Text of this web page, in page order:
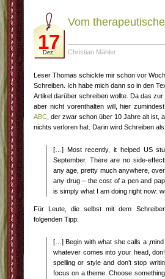
17
Dez.
Vom
Christian Mähler
Leser Thomas schickte mir schon vor
Schreiben. Ich habe mich dann so in den
Artikel darüber schreiben wollte. Da das
aber nicht vorenthalten will, hier
ABC , der zwar schon über 10 Jahre alt ist,
nichts verloren hat. Darin wird Schreiben
[…] Most recently, it helped US
September. There are no side-
any age, pretty much anywhere,
any drug – the cost of a pen and
is simply what I am doing right now:
Für Leute, die selbst mit dem
folgenden Tipp:
[…] Begin with what she calls a ‚mind
whatever comes into your head,
spelling or style and don’t stop
focus on a theme. Choose